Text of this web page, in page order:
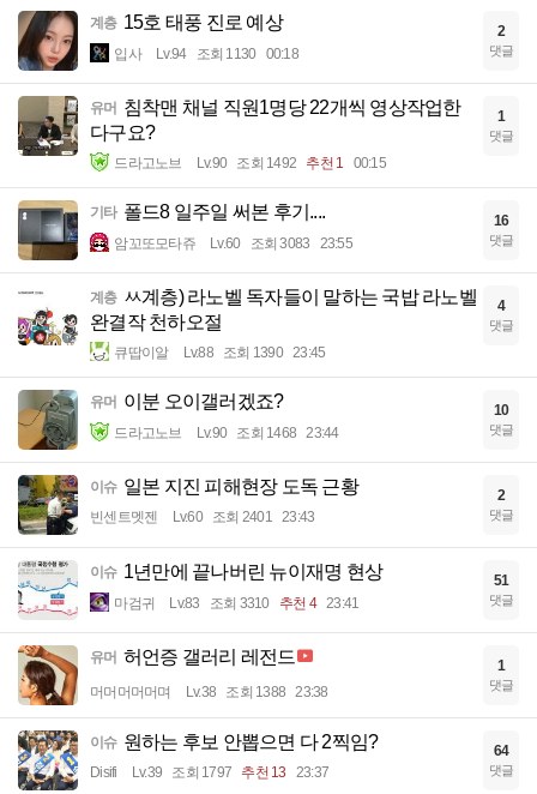
계층 15호 태풍 진로 예상
입사 Lv.94 조회 1130 00:18
2
댓글
유머 침착맨 채널 직원1명당 22개씩 영상작업한
다구요?
드라고노브 Lv.90 조회 1492 추천 1 00:15
1
댓글
기타 폴드8 일주일 써본 후기....
암꼬또모타쥬 Lv.60 조회 3083 23:55
16
댓글
계층 ㅆ계층) 라노벨 독자들이 말하는 국밥 라노벨
완결작 천하오절
큐땁이알 Lv.88 조회 1390 23:45
4
댓글
유머 이분 오이갤러겠죠?
드라고노브 Lv.90 조회 1468 23:44
10
댓글
이슈 일본 지진 피해현장 도독 근황
빈센트멧젠 Lv.60 조회 2401 23:43
2
댓글
이슈 1년만에 끝나버린 뉴이재명 현상
마검귀 Lv.83 조회 3310 추천 4 23:41
51
댓글
유머 허언증 갤러리 레전드
머머머머머며 Lv.38 조회 1388 23:38
1
댓글
이슈 원하는 후보 안뽑으면 다 2찍임?
Disifi Lv.39 조회 1797 추천 13 23:37
64
댓글